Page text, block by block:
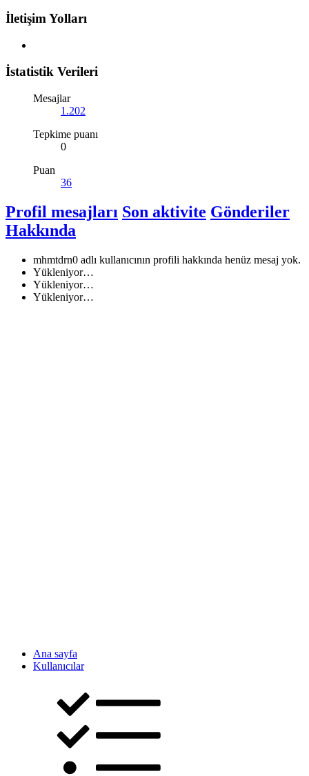
İletişim Yolları
İstatistik Verileri
Mesajlar
1.202
Tepkime puanı
0
Puan
36
Profil mesajları Son aktivite Gönderiler
Hakkında
mhmtdrn0 adlı kullanıcının profili hakkında henüz mesaj yok.
Yükleniyor…
Yükleniyor…
Yükleniyor…
Ana sayfa
Kullanıcılar